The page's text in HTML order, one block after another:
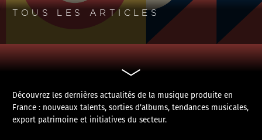
TOUS LES ARTICLES
Découvrez les dernières actualités de la musique produite en
France : nouveaux talents, sorties d’albums, tendances musicales,
export patrimoine et initiatives du secteur.